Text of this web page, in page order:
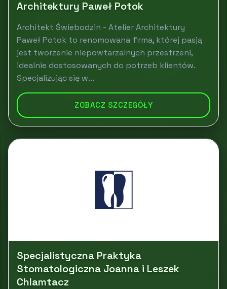
Architektury Paweł Potok
Architekt Świebodzin - Atelier Architektury
Paweł Potok to renomowana firma, której pasją
jest tworzenie niepowtarzalnych przestrzeni,
idealnie dostosowanych do potrzeb klientów.
Specjalizując się w...
ZOBACZ SZCZEGÓŁY
Specjalistyczna Praktyka
Stomatologiczna Joanna i Leszek
Chlamtacz